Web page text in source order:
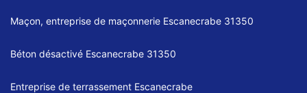
Maçon, entreprise de maçonnerie Escanecrabe 31350
Béton désactivé Escanecrabe 31350
Entreprise de terrassement Escanecrabe